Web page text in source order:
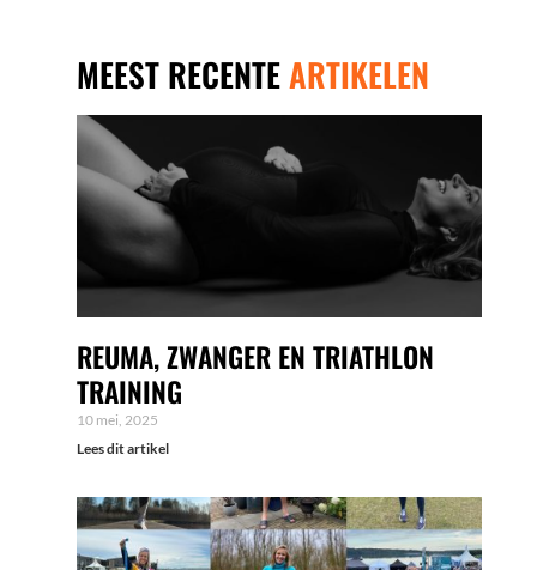
MEEST RECENTEARTIKELEN
REUMA, ZWANGER EN TRIATHLON
TRAINING
10 mei, 2025
Lees dit artikel